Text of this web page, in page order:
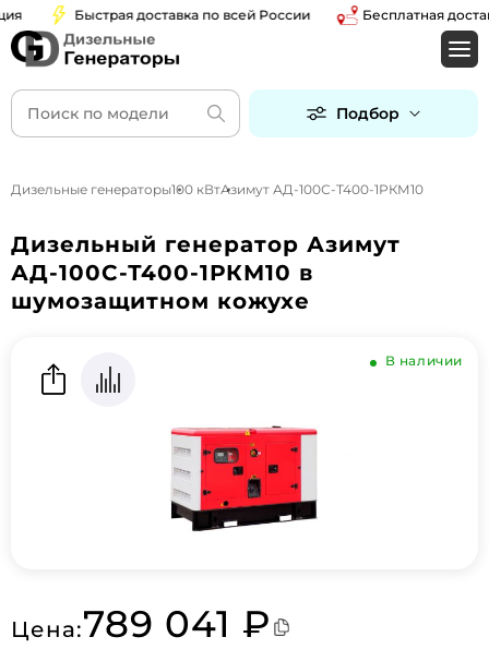
Быстрая доставка по всей России Бесплатная
Подбор
Дизельные генераторы100 кВтАзимут АД-100С-Т400-1РКМ10
Дизельный генератор Азимут
АД-100С-Т400-1РКМ10 в
шумозащитном кожухе
В наличии
Цена:789 041 ₽